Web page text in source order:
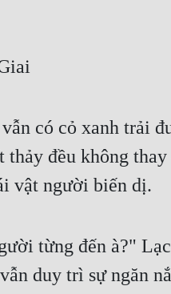
có cỏ xanh trải
thảy đều không
vật người biến dị.
từng đến à?"
duy trì sự ngăn